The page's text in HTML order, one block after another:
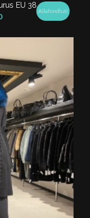
EU 38
Praegune
on:
Allahindlus!